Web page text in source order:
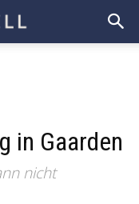
in Gaarden
nicht